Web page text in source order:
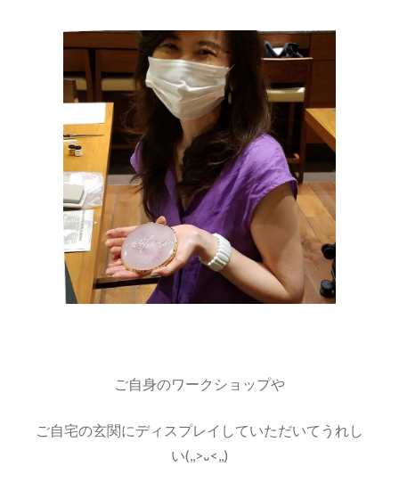
ご自身のワークショップや
ご自宅の玄関にディスプレイしていただいてうれし
い(,,>᎑<,,)